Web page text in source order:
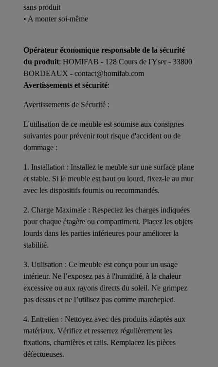
sans produit
• A monter soi-même
Opérateur économique responsable de la sécurité
du produit: HOMIFAB - 128 Cours de l'Yser - 33800
BORDEAUX - contact@homifab.com
Avertissements et sécurité:
Avertissements de Sécurité :
L'utilisation de ce meuble est soumise aux consignes
suivantes pour prévenir tout risque d'accident ou de
dommage :
1. Installation : Installez le meuble sur une surface plane
et stable. Si le meuble est haut ou lourd, fixez-le au mur
avec les dispositifs fournis ou recommandés.
2. Charge Maximale : Respectez les charges indiquées
pour chaque étagère ou compartiment. Placez les objets
lourds dans les parties inférieures pour améliorer la
stabilité.
3. Utilisation : Ce meuble est conçu pour un usage
intérieur. Ne l’exposez pas à l'humidité, à la chaleur
excessive ou aux rayons directs du soleil. Ne grimpez
pas dessus et ne l’utilisez pas comme marchepied.
4. Entretien : Nettoyez avec des produits adaptés aux
matériaux. Vérifiez et resserrez régulièrement les
fixations, charnières et rails. Remplacez les pièces
défectueuses.